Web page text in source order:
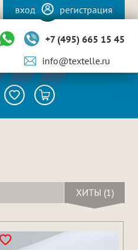
вход регистрация
+7 (495) 665 15 45
info@textelle.ru
ХИТЫ (1)